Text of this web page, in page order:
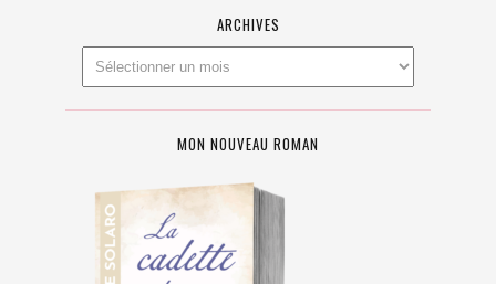
ARCHIVES
MON NOUVEAU ROMAN